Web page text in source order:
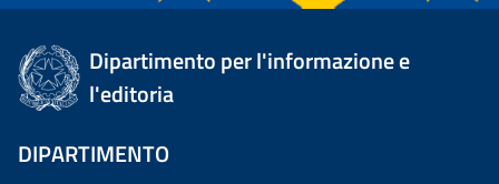
Dipartimento per l'informazione e
l'editoria
DIPARTIMENTO